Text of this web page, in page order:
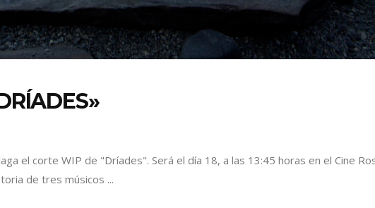
el corte WIP de "Dríades". Será el día 18, a las 13:45 horas en el Cine
de tres músicos